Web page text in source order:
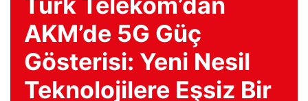
AKM’de 5G Güç
Gösterisi: Yeni Nesil
Teknolojilere Eşsiz Bir